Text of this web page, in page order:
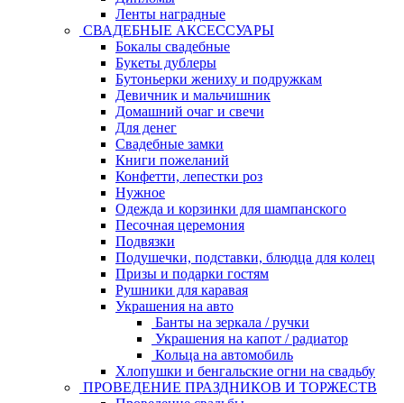
Ленты наградные
СВАДЕБНЫЕ АКСЕССУАРЫ
Бокалы свадебные
Букеты дублеры
Бутоньерки жениху и подружкам
Девичник и мальчишник
Домашний очаг и свечи
Для денег
Свадебные замки
Книги пожеланий
Конфетти, лепестки роз
Нужное
Одежда и корзинки для шампанского
Песочная церемония
Подвязки
Подушечки, подставки, блюдца для колец
Призы и подарки гостям
Рушники для каравая
Украшения на авто
Банты на зеркала / ручки
Украшения на капот / радиатор
Кольца на автомобиль
Хлопушки и бенгальские огни на свадьбу
ПРОВЕДЕНИЕ ПРАЗДНИКОВ И ТОРЖЕСТВ